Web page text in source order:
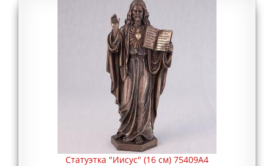
Статуэтка "Иисус" (16 см) 75409A4